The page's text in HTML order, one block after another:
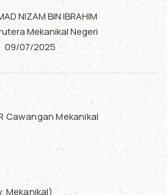
NIZAM BIN IBRAHIM
Mekanikal Negeri
09/07/2025
Cawangan Mekanikal
Mekanikal)